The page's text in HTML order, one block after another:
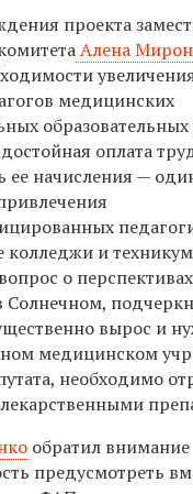
проекта
Алена
медицинских
оплата
ее начисления —
колледжи и
о
вырос и
медицинском
необходимо
обратил внимание
предусмотреть